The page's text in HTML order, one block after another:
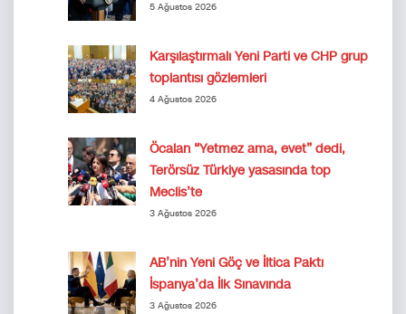
5 Ağustos 2026
Karşılaştırmalı Yeni Parti ve CHP grup
toplantısı gözlemleri
4 Ağustos 2026
Öcalan “Yetmez ama, evet” dedi,
Terörsüz Türkiye yasasında top
Meclis’te
3 Ağustos 2026
AB’nin Yeni Göç ve İltica Paktı
İspanya’da İlk Sınavında
3 Ağustos 2026